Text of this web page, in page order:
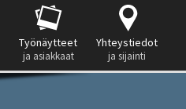
Työnäytteet
ja asiakkaat
Yhteystiedot
ja sijainti